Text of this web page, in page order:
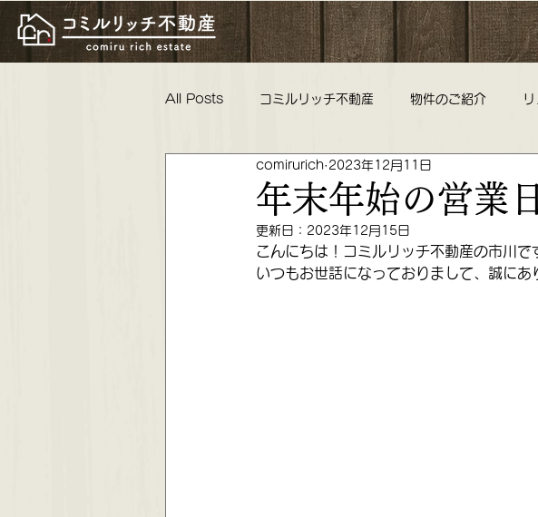
All Posts コミルリッチ不動産 物件のご紹介
物件紹介 リフォーム工事 親睦旅行 中古マンション
コミルリッチ不動産 不動産女子 コミルリッチ不
年末年始の営業
comirurich 2023年12月11日
更新日： 2023年12月15日
こんにちは！コミルリッチ不動産の市川で
いつもお世話になっておりまして、誠にあ